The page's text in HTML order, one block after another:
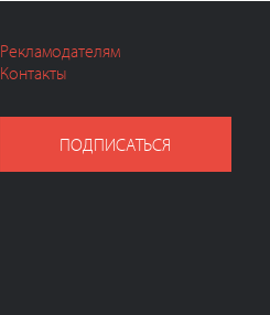
Рекламодателям
Контакты
ПОДПИСАТЬСЯ